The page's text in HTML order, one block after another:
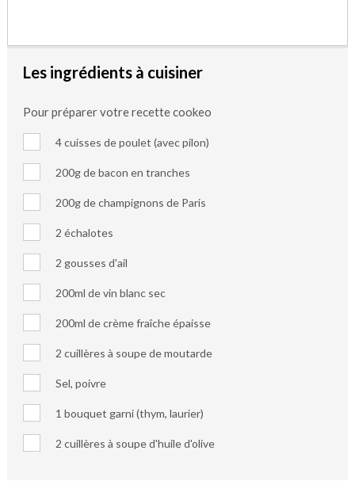
Les ingrédients à cuisiner
Pour préparer votre recette cookeo
4 cuisses de poulet (avec pilon)
200g de bacon en tranches
200g de champignons de Paris
2 échalotes
2 gousses d'ail
200ml de vin blanc sec
200ml de crème fraîche épaisse
2 cuillères à soupe de moutarde
Sel, poivre
1 bouquet garni (thym, laurier)
2 cuillères à soupe d'huile d'olive